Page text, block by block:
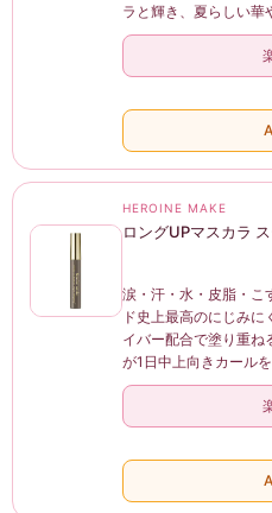
ラと輝き、夏らしい華
HEROINE MAKE
ロングUPマスカラ
涙・汗・水・皮脂・こ
ド史上最高のにじみ
イバー配合で塗り重ね
が1日中上向きカールを